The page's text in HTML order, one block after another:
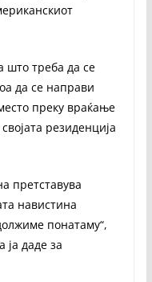
што треба да се
да се направи
преку враќање
резиденција
претставува
навистина
понатаму“,
ја даде за